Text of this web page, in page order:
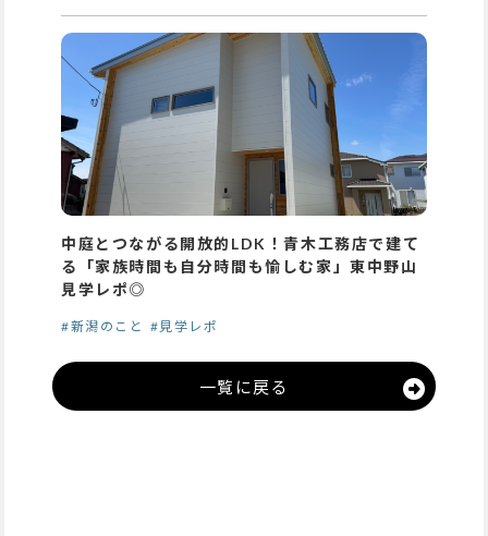
中庭とつながる開放的LDK！青木工務店で建て
る「家族時間も自分時間も愉しむ家」東中野山
見学レポ◎
#新潟のこと #見学レポ
一覧に戻る